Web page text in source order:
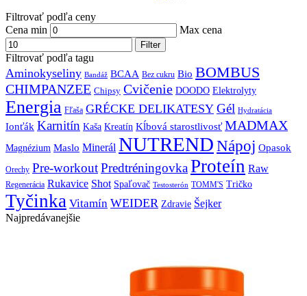
Filtrovať podľa ceny
Cena min
Max cena
Filter
Filtrovať podľa tagu
Aminokyseliny Bandáž BCAA Bez cukru Bio BOMBUS
CHIMPANZEE Chipsy Cvičenie DOODO Elektrolyty
Energia Fľaša GRÉCKE DELIKATESY Gél Hydratácia
Ionťák Karnitín Kaša Kreatín Kĺbová starostlivosť MADMAX
Magnézium Maslo Minerál NUTREND Nápoj Opasok
Orechy Pre-workoutPredtréningovkaProteín Raw
Regenerácia Rukavice Shot Spaľovač Testosterón TOMM'S Tričko
Tyčinka Vitamín WEIDER Zdravie Šejker
Najpredávanejšie